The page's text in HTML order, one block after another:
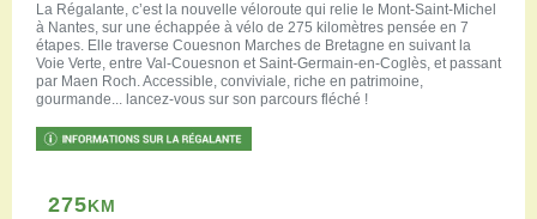
La Régalante, c’est la nouvelle véloroute qui relie le Mont-Saint-Michel
à Nantes, sur une échappée à vélo de 275 kilomètres pensée en 7
étapes. Elle traverse Couesnon Marches de Bretagne en suivant la
Voie Verte, entre Val-Couesnon et Saint-Germain-en-Coglès, et passant
par Maen Roch. Accessible, conviviale, riche en patrimoine,
gourmande... lancez-vous sur son parcours fléché !
275KM